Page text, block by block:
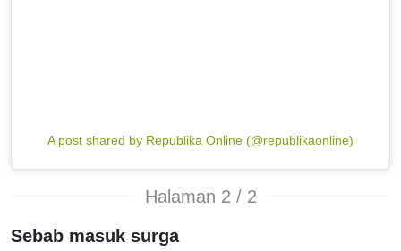
A post shared by Republika Online (@republikaonline)
Halaman 2 / 2
Sebab masuk surga